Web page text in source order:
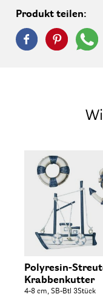
Produkt teilen:
Polyresin-
Krabbenkutter
4-8 cm, SB-Btl 3Stück